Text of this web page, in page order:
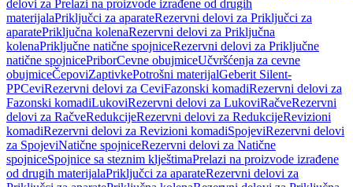
delovi za Prelazi na proizvode izrađene od drugih
materijalaPriključci za aparateRezervni delovi za Priključci za
aparatePriključna kolenaRezervni delovi za Priključna
kolenaPriključne natične spojniceRezervni delovi za Priključne
natične spojnicePriborCevne obujmiceUčvršćenja za cevne
obujmiceČepoviZaptivkePotrošni materijalGeberit Silent-
PPCeviRezervni delovi za CeviFazonski komadiRezervni delovi za
Fazonski komadiLukoviRezervni delovi za LukoviRačveRezervni
delovi za RačveRedukcijeRezervni delovi za RedukcijeRevizioni
komadiRezervni delovi za Revizioni komadiSpojeviRezervni delovi
za SpojeviNatične spojniceRezervni delovi za Natične
spojniceSpojnice sa steznim klještimaPrelazi na proizvode izrađene
od drugih materijalaPriključci za aparateRezervni delovi za